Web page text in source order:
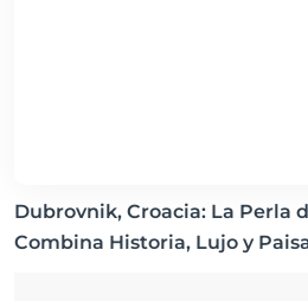
Dubrovnik, Croacia: La Perla
Combina Historia, Lujo y